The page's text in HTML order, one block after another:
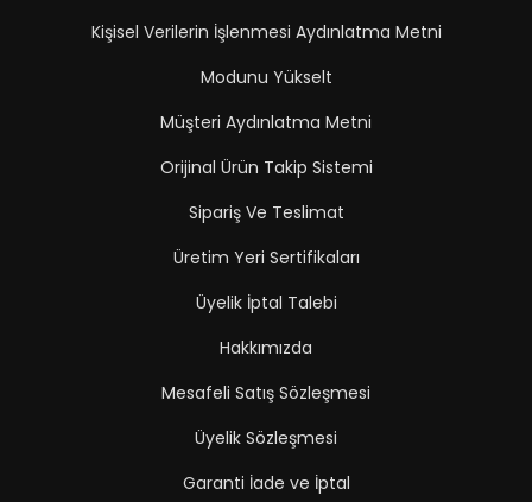
Kişisel Verilerin İşlenmesi Aydınlatma Metni
Modunu Yükselt
Müşteri Aydınlatma Metni
Orijinal Ürün Takip Sistemi
Sipariş Ve Teslimat
Üretim Yeri Sertifikaları
Üyelik İptal Talebi
Hakkımızda
Mesafeli Satış Sözleşmesi
Üyelik Sözleşmesi
Garanti İade ve İptal